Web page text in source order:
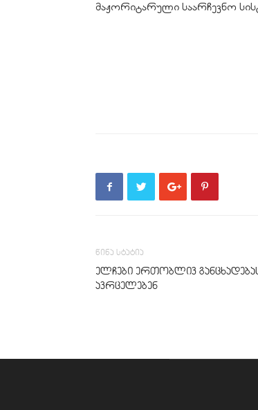
მაჟორიტარული საარჩევნო
წინა სტატია
ელჩები ერთობლივ
ავრცელებენ